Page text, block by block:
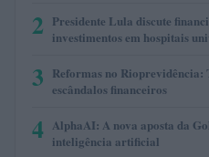
2 Presidente Lula discute
investimentos em hospitais
3 Reformas no Rioprevidência:
escândalos financeiros
4 AlphaAI: A nova aposta da
inteligência artificial